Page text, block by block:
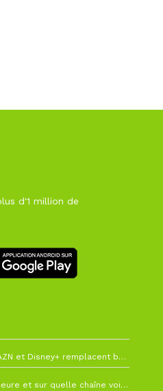
d'1 million de
La Liga change de diffuseur : DAZN et Disney+ remplacent beIN Sports !
RC Lens – Villarreal : à quelle heure et sur quelle chaîne voir la finale de la Como Cup ?